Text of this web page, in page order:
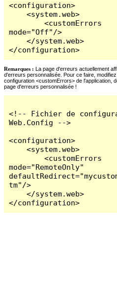
<configuration>
    <system.web>
        <customErrors
mode="Off"/>
    </system.web>
</configuration>
Remarques : La page d'erreurs actuellement
d'erreurs personnalisée. Pour ce faire,
configuration <customErrors> de l'application,
page d'erreurs personnalisée !
<!-- Fichier de
Web.Config -->
<configuration>
    <system.web>
        <customErrors
mode="RemoteOnly"
tm"/>
    </system.web>
</configuration>